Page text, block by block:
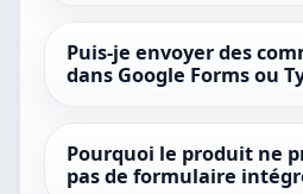
Puis-je envoyer des
dans Google Forms ou
Pourquoi le produit ne
pas de formulaire